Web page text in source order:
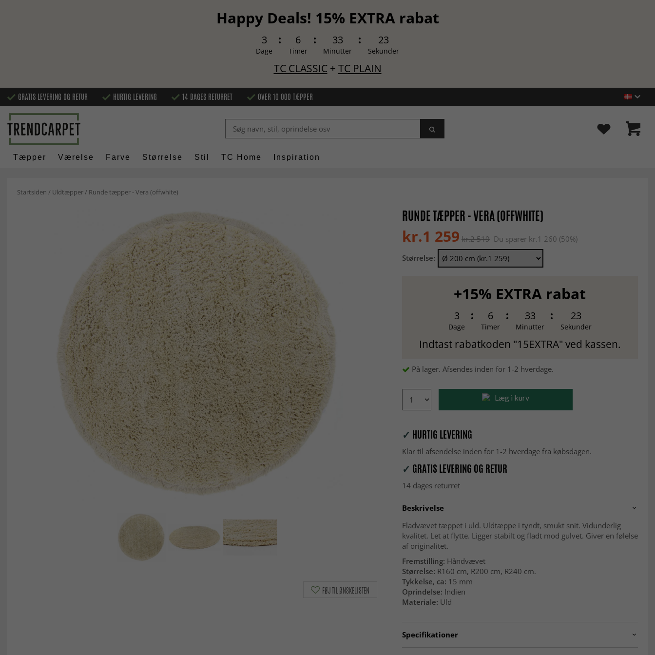
Happy Deals! 15% EXTRA rabat
3
Dage
6
Timer
33
Minutter
22
Sekunder
TC CLASSIC+ TC PLAIN
GRATIS LEVERING OG RETUR HURTIG LEVERING 14 DAGES RETURRET OVER 10 000 TÆPPER
Tæpper Værelse Farve Størrelse Stil TC Home Inspiration
Startsiden / Uldtæpper/ Runde tæpper - Vera (offwhite)
RUNDE TÆPPER - VERA (OFFWHITE)
kr.1 259 kr.2 519Du sparer kr.1 260 (50%)
Størrelse:
+15% EXTRA rabat
3
Dage
6
Timer
33
Minutter
22
Sekunder
Indtast rabatkoden "15EXTRA" ved kassen.
På lager. Afsendes inden for 1-2 hverdage.
Læg i kurv
✓ HURTIG LEVERING
Klar til afsendelse inden for 1-2 hverdage fra købsdagen.
✓ GRATIS LEVERING OG RETUR
14 dages returret
Beskrivelse
Fladvævet tæppet i uld. Uldtæppe i tyndt, smukt snit. Vidunderlig
kvalitet. Let at flytte. Ligger stabilt og fladt mod gulvet. Giver en følelse
af originalitet.
Fremstilling: Håndvævet
Størrelse: R160 cm, R200 cm, R240 cm.
Tykkelse, ca: 15 mm
Oprindelse: Indien
Materiale: Uld
Specifikationer
FØJ TIL ØNSKELISTEN